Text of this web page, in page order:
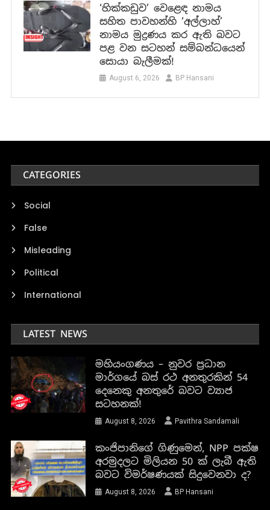
‘හික්කඩුව’ වෙළෙඳ නාමය
සහිත පාවහන්හි ‘අල්ලාහ්’
නාමය මුද්‍රණය කර ඇති බවට
පළ වන සටහන් සම්බන්ධයෙන්
සොයා බැලීමක්!
August 6, 2026 BP Hansani
CATEGORIES
Social
False
Misleading
Political
International
LATEST NEWS
මහියංගණය – නුවර ප්‍රධාන
මාර්ගයේ බස් රථ අනතුරකින් 54
දෙනෙකු අනතුරේ බවට ව්‍යාජ
සටහනක්!
August 8, 2026 Pavithra Sandamali
කංජිපානිගේ ගිණුමෙන්, NPP පක්ෂ
අරමුදලට මිලියන 50 ක් ලැබී ඇති
බවට විමර්ෂණයක් සිදුවෙනවා ද?
August 8, 2026 BP Hansani